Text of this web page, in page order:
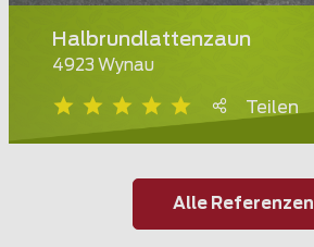
Halbrundlattenzaun
4923 Wynau
Teilen
Alle Referenzen